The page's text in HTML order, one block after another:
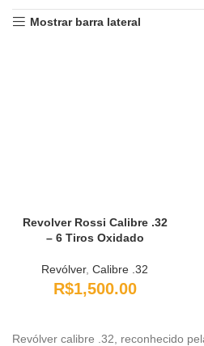
Mostrar barra lateral
Revolver Rossi Calibre .32
– 6 Tiros Oxidado
Revólver, Calibre .32
R$1,500.00
Revólver calibre .32, reconhecido